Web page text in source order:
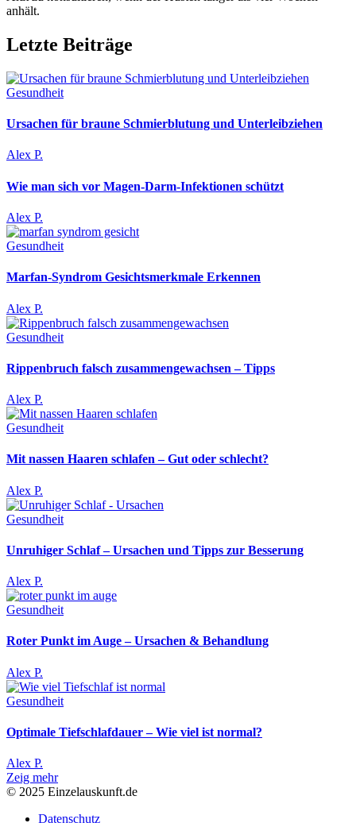
anhält.
Letzte Beiträge
Gesundheit
Ursachen für braune Schmierblutung und Unterleibziehen
Alex P.
Wie man sich vor Magen-Darm-Infektionen schützt
Alex P.
Gesundheit
Marfan-Syndrom Gesichtsmerkmale Erkennen
Alex P.
Gesundheit
Rippenbruch falsch zusammengewachsen – Tipps
Alex P.
Gesundheit
Mit nassen Haaren schlafen – Gut oder schlecht?
Alex P.
Gesundheit
Unruhiger Schlaf – Ursachen und Tipps zur Besserung
Alex P.
Gesundheit
Roter Punkt im Auge – Ursachen & Behandlung
Alex P.
Gesundheit
Optimale Tiefschlafdauer – Wie viel ist normal?
Alex P.
Zeig mehr
© 2025 Einzelauskunft.de
Datenschutz